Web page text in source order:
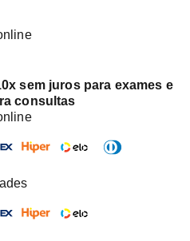
sem juros para exames e
consultas